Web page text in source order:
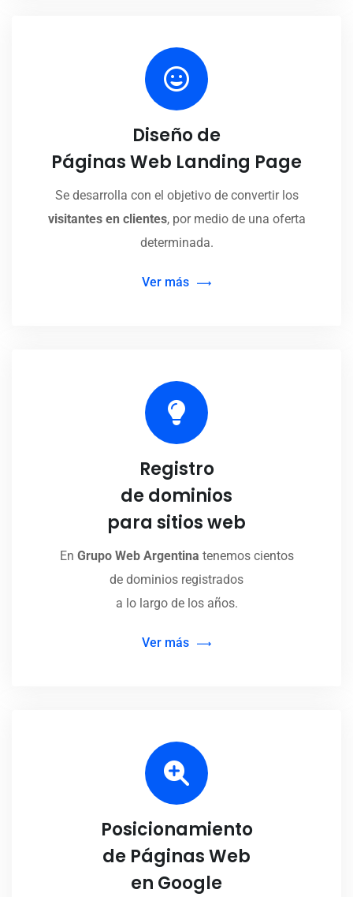
Diseño de
Páginas Web Landing Page
Se desarrolla con el objetivo de convertir los
visitantes en clientes, por medio de una oferta
determinada.
Ver más
Registro
de dominios
para sitios web
En Grupo Web Argentina tenemos cientos
de dominios registrados
a lo largo de los años.
Ver más
Posicionamiento
de Páginas Web
en Google